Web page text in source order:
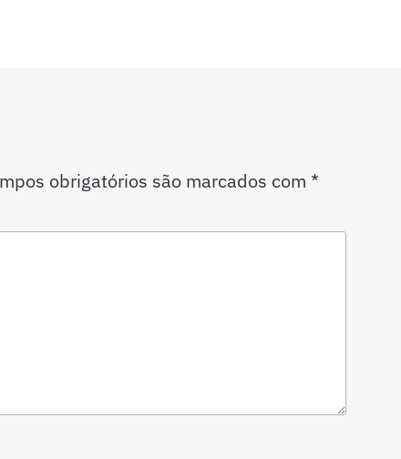
obrigatórios são marcados com *